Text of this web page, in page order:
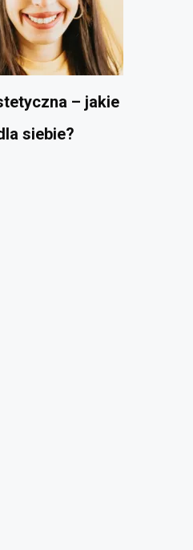
– jakie
siebie?